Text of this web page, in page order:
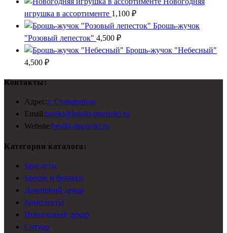
игрушка в ассортименте 1,100 ₽
Брошь-жучок
"Розовый лепесток" 4,500 ₽
Брошь-жучок "Небесный"
4,500 ₽
Контакты:
Адрес:г. СтавропольОткроется
в
новой
Email:busiki@busiki-marusiki.ru
Website:busiki-marusiki.ru
Категории каталога:
Браслеты
Броши и булавки
Домашний декор
Комплекты
Новогодний декор
Сотуар